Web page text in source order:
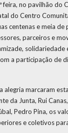
feira, no pavilhão do
do Centro
centenas e meia
parceiros e
solidariedade
a participação de
alegria marcaram
da Junta, Rui
Pedro Pina, os
e coletivos